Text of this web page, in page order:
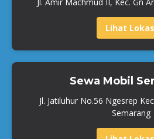
Lihat
Sewa Mobil
Jl. Jatiluhur No.56 Ngesrep
Semarang